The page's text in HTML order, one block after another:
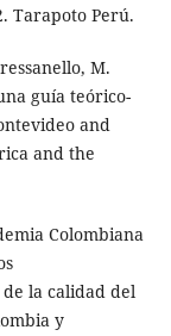
Tarapoto Perú.
M.
guía teórico-
and
and the
Colombiana
la calidad del
y